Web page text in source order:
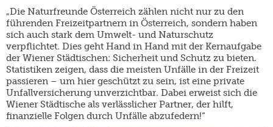
„Die Naturfreunde Österreich zählen nicht nur zu den
führenden Freizeitpartnern in Österreich, sondern haben
sich auch stark dem Umwelt- und Naturschutz
verpflichtet. Dies geht Hand in Hand mit der Kernaufgabe
der Wiener Städtischen: Sicherheit und Schutz zu bieten.
Statistiken zeigen, dass die meisten Unfälle in der Freizeit
passieren – um hier geschützt zu sein, ist eine private
Unfallversicherung unverzichtbar. Dabei erweist sich die
Wiener Städtische als verlässlicher Partner, der hilft,
finanzielle Folgen durch Unfälle abzufedern!“